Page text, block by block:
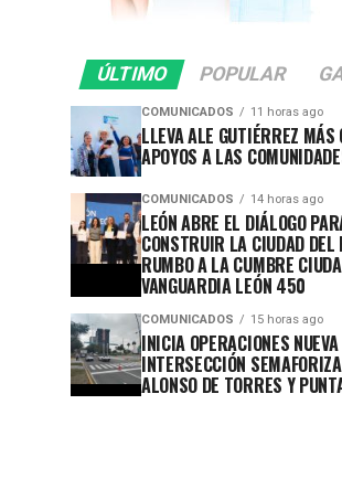
ÚLTIMO POPULAR
COMUNICADOS 11 horas ago
LLEVA ALE GUTIÉRREZ MÁS
APOYOS A LAS
COMUNICADOS 14 horas ago
LEÓN ABRE EL DIÁLOGO
CONSTRUIR LA CIUDAD DEL
RUMBO A LA CUMBRE
VANGUARDIA LEÓN 450
COMUNICADOS 15 horas ago
INICIA OPERACIONES NUEVA
INTERSECCIÓN
ALONSO DE TORRES Y